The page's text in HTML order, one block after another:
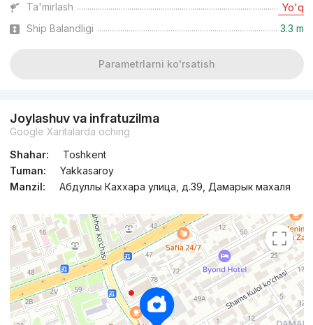
Ta'mirlash Yo'q
Ship Balandligi 3.3 m
Parametrlarni ko'rsatish
Joylashuv va infratuzilma
Google Xaritalarda oching
Shahar:
Toshkent
Tuman:
Yakkasaroy
Manzil:
Абдуллы Каххара улица, д.39, Дамарык махаля